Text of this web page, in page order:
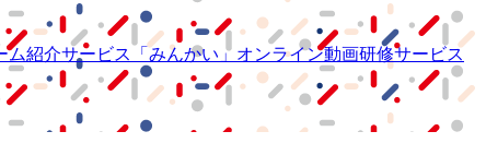
ム紹介サービス 「みんかい」 オンライン動画研修サービス